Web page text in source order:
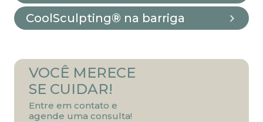
CoolSculpting® na barriga
VOCÊ MERECE
SE CUIDAR!
Entre em contato e
agende uma consulta!